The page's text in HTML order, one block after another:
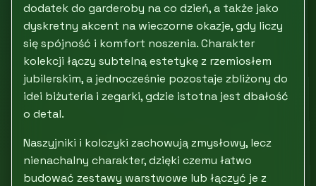
dodatek do garderoby na co dzień, a także jako
dyskretny akcent na wieczorne okazje, gdy liczy
się spójność i komfort noszenia. Charakter
kolekcji łączy subtelną estetykę z rzemiosłem
jubilerskim, a jednocześnie pozostaje zbliżony do
idei biżuteria i zegarki, gdzie istotna jest dbałość
o detal.
Naszyjniki i kolczyki zachowują zmysłowy, lecz
nienachalny charakter, dzięki czemu łatwo
budować zestawy warstwowe lub łączyć je z